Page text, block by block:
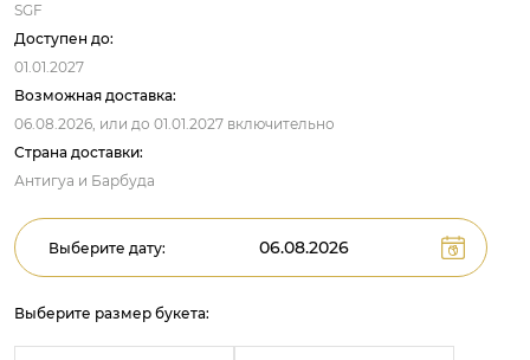
SGF
Доступен до:
01.01.2027
Возможная доставка:
06.08.2026, или до 01.01.2027 включительно
Страна доставки:
Антигуа и Барбуда
Выберите дату:
Выберите размер букета: